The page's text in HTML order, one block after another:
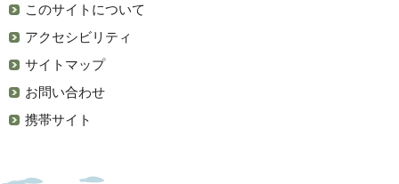
このサイトについて
アクセシビリティ
サイトマップ
お問い合わせ
携帯サイト